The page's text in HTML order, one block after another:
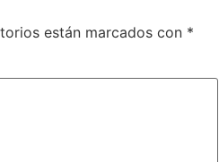
están marcados con *